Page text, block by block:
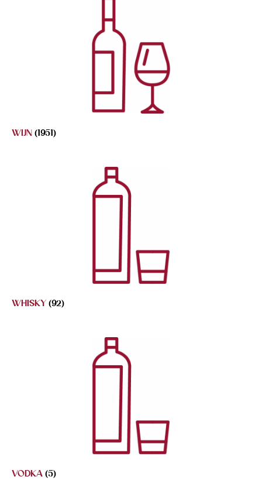
WIJN (1951)
WHISKY (92)
VODKA (5)